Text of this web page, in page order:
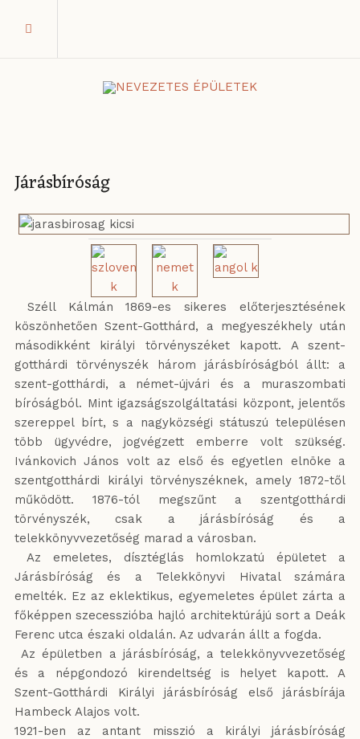
Járásbíróság
Széll Kálmán 1869-es sikeres előterjesztésének
köszönhetően Szent-Gotthárd, a megyeszékhely után
másodikként királyi törvényszéket kapott. A szent-
gotthárdi törvényszék három járásbíróságból állt: a
szent-gotthárdi, a német-újvári és a muraszombati
bíróságból. Mint igazságszolgáltatási központ, jelentős
szereppel bírt, s a nagyközségi státuszú településen
több ügyvédre, jogvégzett emberre volt szükség.
Ivánkovich János volt az első és egyetlen elnöke a
szentgotthárdi királyi törvényszéknek, amely 1872-től
működött. 1876-tól megszűnt a szentgotthárdi
törvényszék, csak a járásbíróság és a
telekkönyvvezetőség marad a városban.
Az emeletes, dísztéglás homlokzatú épületet a
Járásbíróság és a Telekkönyvi Hivatal számára
emelték. Ez az eklektikus, egyemeletes épület zárta a
főképpen szecesszióba hajló architektúrájú sort a Deák
Ferenc utca északi oldalán. Az udvarán állt a fogda.
Az épületben a járásbíróság, a telekkönyvvezetőség
és a népgondozó kirendeltség is helyet kapott. A
Szent-Gotthárdi Királyi járásbíróság első járásbírája
Hambeck Alajos volt.
1921-ben az antant misszió a királyi járásbíróság